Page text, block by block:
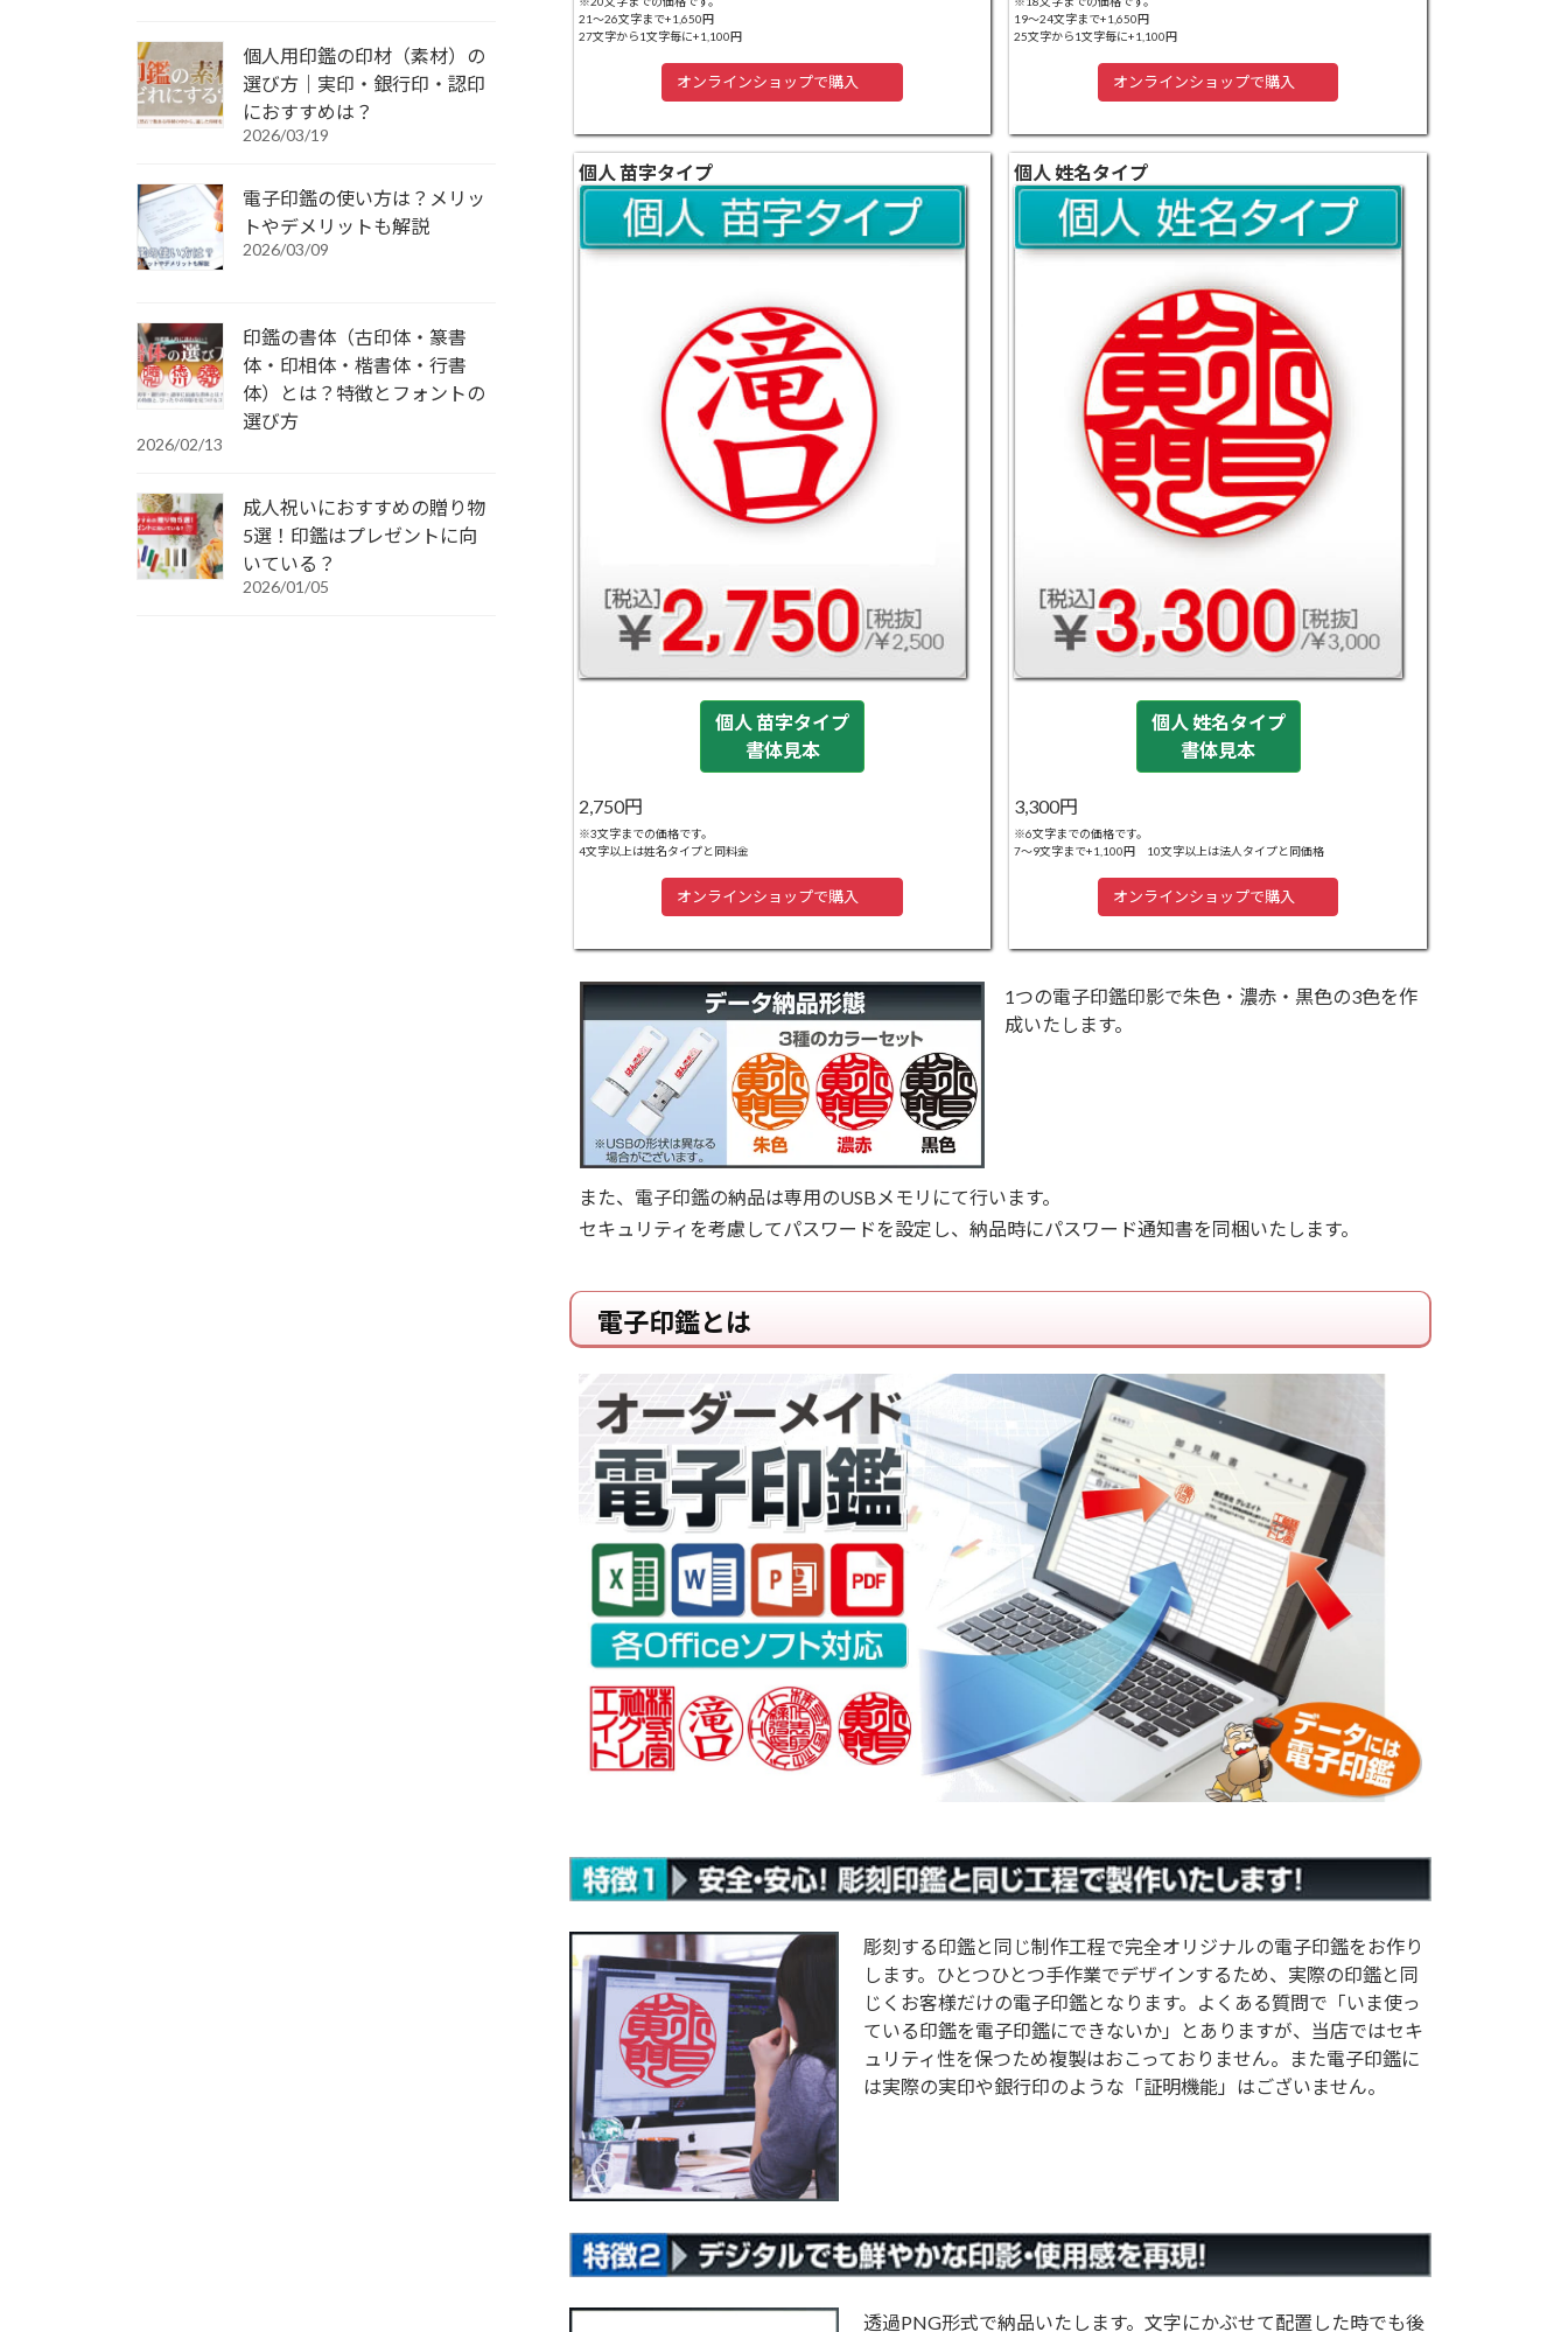
21～26文字まで+1,650円
27文字から1文字毎に+1,100円
オンラインショップで購入
19～24文字まで+1,650円
25文字から1文字毎に+1,100円
オンラインショップで購入
個人 苗字タイプ
個人 苗字タイプ
書体見本
2,750円
※3文字までの価格です。
4文字以上は姓名タイプと同料金
オンラインショップで購入
個人 姓名タイプ
個人 姓名タイプ
書体見本
3,300円
※6文字までの価格です。
7～9文字まで+1,100円 10文字以上は法人タイプと同価格
オンラインショップで購入
1つの電子印鑑印影で朱色・濃赤・黒色の3色を作
成いたします。
また、電子印鑑の納品は専用のUSBメモリにて行います。
セキュリティを考慮してパスワードを設定し、納品時にパスワード通知書を同梱いたします。
電子印鑑とは
彫刻する印鑑と同じ制作工程で完全オリジナルの電子印鑑をお作り
します。ひとつひとつ手作業でデザインするため、実際の印鑑と同
じくお客様だけの電子印鑑となります。よくある質問で「いま使っ
ている印鑑を電子印鑑にできないか」とありますが、当店ではセキ
ュリティ性を保つため複製はおこっておりません。また電子印鑑に
は実際の実印や銀行印のような「証明機能」はございません。
透過PNG形式で納品いたします。文字にかぶせて配置した時でも後
個人用印鑑の印材（素材）の
選び方｜実印・銀行印・認印
におすすめは？
2026/03/19
電子印鑑の使い方は？メリッ
トやデメリットも解説
2026/03/09
印鑑の書体（古印体・篆書
体・印相体・楷書体・行書
体）とは？特徴とフォントの
選び方
2026/02/13
成人祝いにおすすめの贈り物
5選！印鑑はプレゼントに向
いている？
2026/01/05